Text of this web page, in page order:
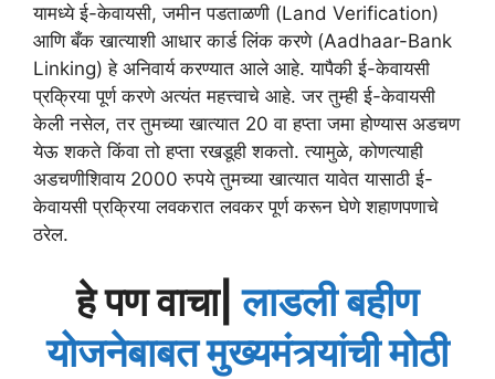
यामध्ये ई-केवायसी, जमीन पडताळणी (Land Verification)
आणि बँक खात्याशी आधार कार्ड लिंक करणे (Aadhaar-Bank
Linking) हे अनिवार्य करण्यात आले आहे. यापैकी ई-केवायसी
प्रक्रिया पूर्ण करणे अत्यंत महत्त्वाचे आहे. जर तुम्ही ई-केवायसी
केली नसेल, तर तुमच्या खात्यात 20 वा हप्ता जमा होण्यास अडचण
येऊ शकते किंवा तो हप्ता रखडूही शकतो. त्यामुळे, कोणत्याही
अडचणीशिवाय 2000 रुपये तुमच्या खात्यात यावेत यासाठी ई-
केवायसी प्रक्रिया लवकरात लवकर पूर्ण करून घेणे शहाणपणाचे
ठरेल.
हे पण वाचा|लाडली बहीण
योजनेबाबत मुख्यमंत्र्यांची मोठी